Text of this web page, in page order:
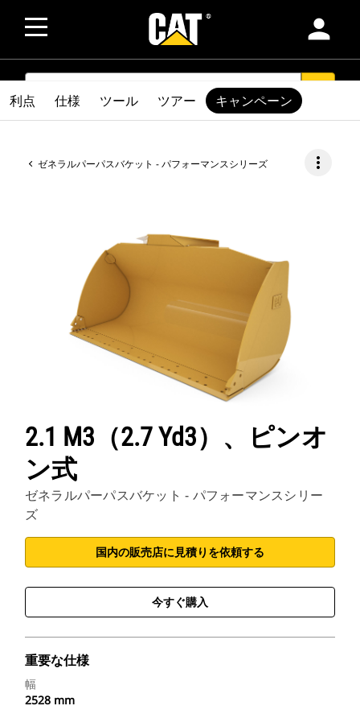
person
SEARCH
ゼネラルパーパスバケット - パフォーマンスシリーズ more_vert
2.1 M3（2.7 Yd3）、ピンオ
ン式
ゼネラルパーパスバケット - パフォーマンスシリー
ズ
国内の販売店に見積りを依頼する
今すぐ購入
重要な仕様
幅
2528 mm
利点 仕様 ツール ツアー キャンペーン